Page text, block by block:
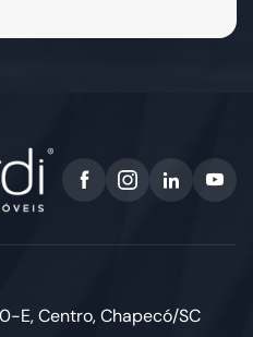
E, Centro, Chapecó/SC